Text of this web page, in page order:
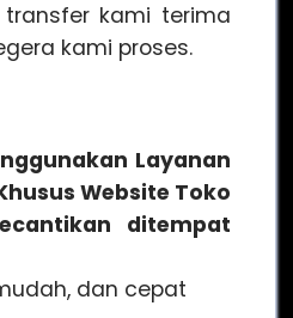
kami terima
kami proses.
Layanan
Website Toko
ditempat
dan cepat